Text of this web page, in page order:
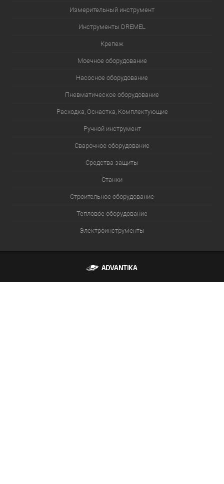
Измерительный инструмент
Инструменты DREMEL
Крепеж
Моечное оборудование
Насосное оборудование
Пневматическое оборудование
Расходка, Оснастка, Комплектующие
Ручной инструмент
Сварочное оборудование
Средства защиты
Станки
Строительное оборудование
Тепловое оборудование
Электроинструменты